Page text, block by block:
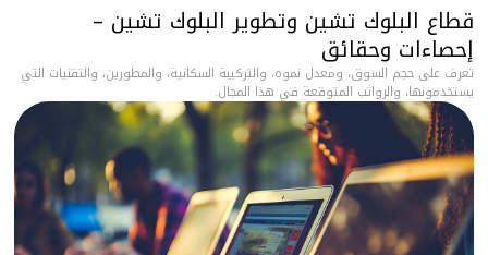
قطاع البلوك تشين وتطوير البلوك تشين –
إحصاءات وحقائق
تعرف على حجم السوق، ومعدل نموه، والتركيبة السكانية، والمطورين، والتقنيات التي
يستخدمونها، والرواتب المتوقعة في هذا المجال.